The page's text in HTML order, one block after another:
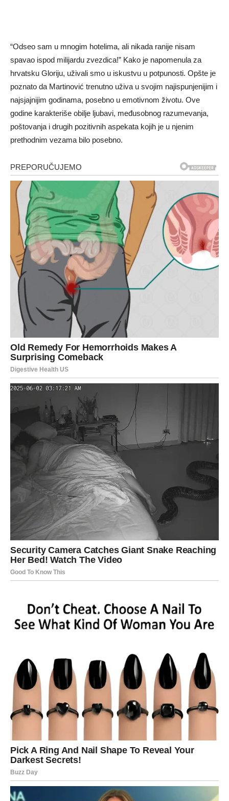
“Odseo sam u mnogim hotelima, ali nikada ranije nisam
spavao ispod milijardu zvezdica!” Kako je napomenula za
hrvatsku Gloriju, uživali smo u iskustvu u potpunosti. Opšte je
poznato da Martinović trenutno uživa u svojim najispunjenijim i
najsjajnijim godinama, posebno u emotivnom životu. Ove
godine karakteriše obilje ljubavi, međusobnog razumevanja,
poštovanja i drugih pozitivnih aspekata kojih je u njenim
prethodnim vezama bilo posebno.